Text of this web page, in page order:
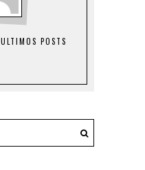
ULTIMOS POSTS